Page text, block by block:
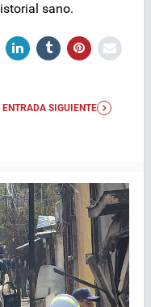
sano.
ENTRADA SIGUIENTE